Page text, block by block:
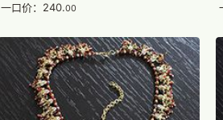
一口价：240.00